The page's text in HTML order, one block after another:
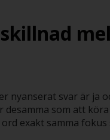
nyanserat svar är ja
som att
exakt samma